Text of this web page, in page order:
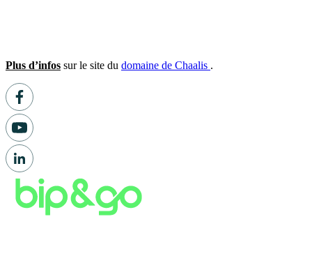
Plus d’infos sur le site du domaine de Chaalis .